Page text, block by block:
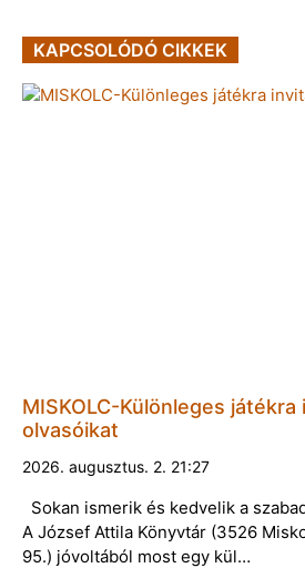
KAPCSOLÓDÓ CIKKEK
MISKOLC-Különleges játékra
olvasóikat
2026. augusztus. 2. 21:27
Sokan ismerik és kedvelik a
A József Attila Könyvtár (3526
95.) jóvoltából most egy kül…